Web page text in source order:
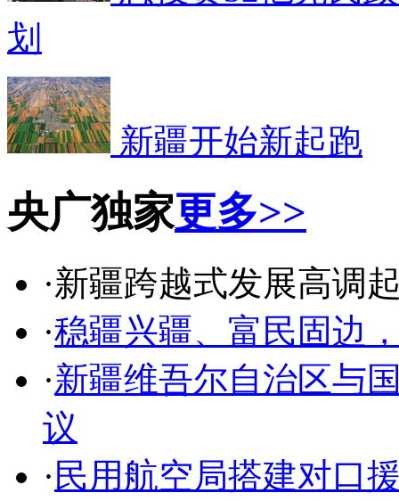
划
新疆开始新起跑
央广独家更多>>
·新疆跨越式发展高调
·稳疆兴疆、富民固边
·新疆维吾尔自治区与
议
· 民用航空局搭建对口